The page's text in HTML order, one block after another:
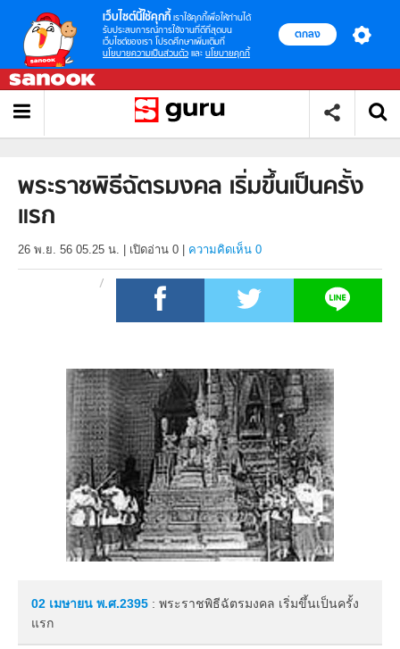
เว็บไซต์นี้ใช้คุกกี้ เราใช้คุกกี้เพื่อให้ท่านได้
รับประสบการณ์การใช้งานที่ดีที่สุดบน
เว็บไซต์ของเรา โปรดศึกษาเพิ่มเติมที่
นโยบายความเป็นส่วนตัว และ นโยบายคุกกี้
ตกลง
พระราชพิธีฉัตรมงคล เริ่มขึ้นเป็นครั้ง
แรก
26 พ.ย. 56 05.25 น. เปิดอ่าน 0 ความคิดเห็น 0
02 เมษายน พ.ศ.2395 : พระราชพิธีฉัตรมงคล เริ่มขึ้นเป็นครั้ง
แรก